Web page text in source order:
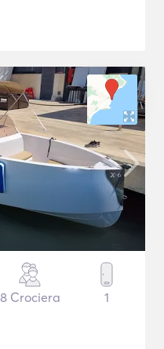
8 Crociera 1